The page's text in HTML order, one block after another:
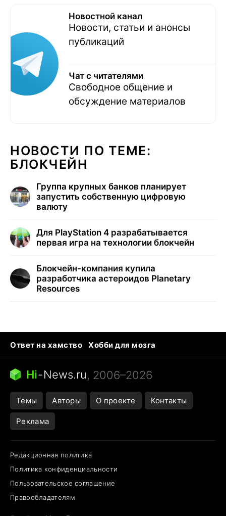
Новостной канал
Новости, статьи и анонсы
публикаций
Чат с читателями
Свободное общение и
обсуждение материалов
НОВОСТИ ПО ТЕМЕ:
БЛОКЧЕЙН
Группа крупных банков планирует
запустить собственную цифровую
валюту
Для PlayStation 4 разрабатывается
первая игра на технологии блокчейн
Блокчейн-компания купила
разработчика астероидов Planetary
Resources
Ответ на хамство
Хобби для мозга
Бензин 100 и 95
Тунцы в океанариуме
Следующая пандемия
Hi-News.ru, 2006–2026
Темы Авторы О проекте Контакты
Реклама
Редакционная политика
Политика конфиденциальности
Пользовательское соглашение
Правообладателям